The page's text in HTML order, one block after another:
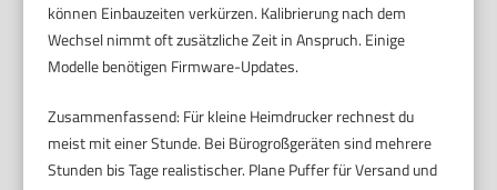
können Einbauzeiten verkürzen. Kalibrierung nach dem
Wechsel nimmt oft zusätzliche Zeit in Anspruch. Einige
Modelle benötigen Firmware-Updates.
Zusammenfassend: Für kleine Heimdrucker rechnest du
meist mit einer Stunde. Bei Bürogroßgeräten sind mehrere
Stunden bis Tage realistischer. Plane Puffer für Versand und